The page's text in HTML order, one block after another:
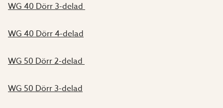
WG 40 Dörr 3-delad
WG 40 Dörr 4-delad
WG 50 Dörr 2-delad
WG 50 Dörr 3-delad